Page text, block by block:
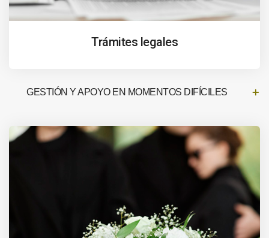
Trámites legales
GESTIÓN Y APOYO EN MOMENTOS DIFÍCILES